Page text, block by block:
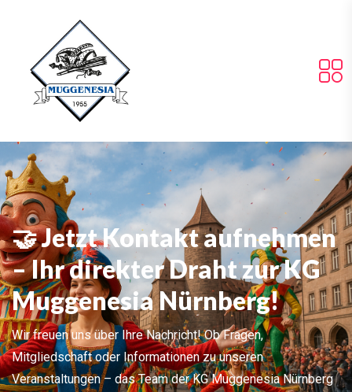
🤝 Jetzt Kontakt aufnehmen
– Ihr direkter Draht zur KG
Muggenesia Nürnberg!
Wir freuen uns über Ihre Nachricht! Ob Fragen,
Mitgliedschaft oder Informationen zu unseren
Veranstaltungen – das Team der KG Muggenesia Nürnberg